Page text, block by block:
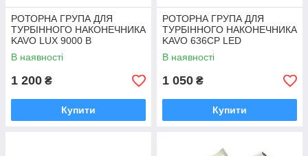
РОТОРНА ГРУПА ДЛЯ
ТУРБІННОГО НАКОНЕЧНИКА
KAVO LUX 9000 B
В наявності
1 200 ₴
Купити
РОТОРНА ГРУПА ДЛЯ
ТУРБІННОГО НАКОНЕЧНИКА
KAVO 636CP LED
В наявності
1 050 ₴
Купити